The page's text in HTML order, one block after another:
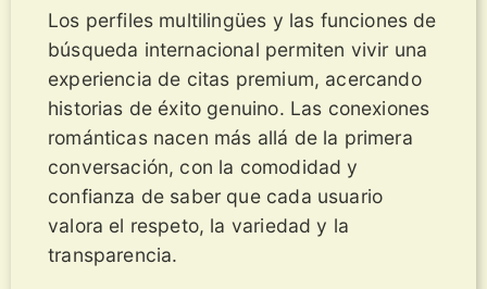
Los perfiles multilingües y las funciones de
búsqueda internacional permiten vivir una
experiencia de citas premium, acercando
historias de éxito genuino. Las conexiones
románticas nacen más allá de la primera
conversación, con la comodidad y
confianza de saber que cada usuario
valora el respeto, la variedad y la
transparencia.